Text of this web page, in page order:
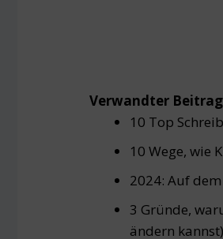
Verwandter
10 Top
10 Wege, wie
2024: Auf
3 Gründe,
ändern kannst)